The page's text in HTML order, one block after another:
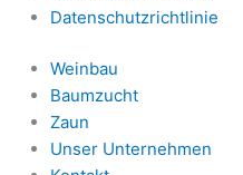
Datenschutzrichtlinie
Weinbau
Baumzucht
Zaun
Unser Unternehmen